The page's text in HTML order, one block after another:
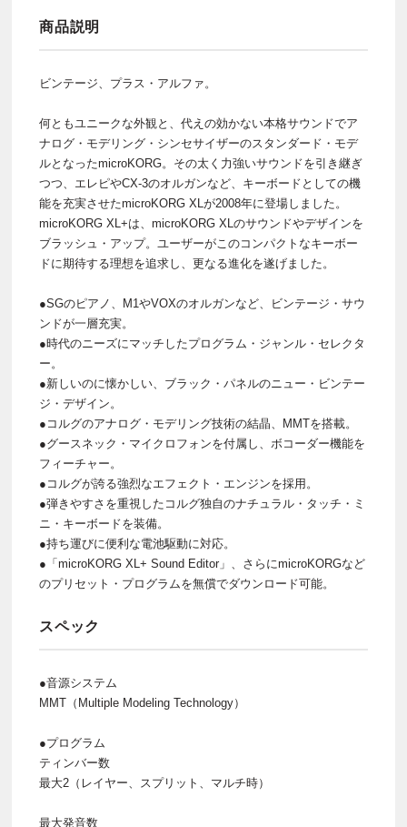
商品説明
ビンテージ、プラス・アルファ。
何ともユニークな外観と、代えの効かない本格サウンドでア
ナログ・モデリング・シンセサイザーのスタンダード・モデ
ルとなったmicroKORG。その太く力強いサウンドを引き継ぎ
つつ、エレピやCX-3のオルガンなど、キーボードとしての機
能を充実させたmicroKORG XLが2008年に登場しました。
microKORG XL+は、microKORG XLのサウンドやデザインを
ブラッシュ・アップ。ユーザーがこのコンパクトなキーボー
ドに期待する理想を追求し、更なる進化を遂げました。
●SGのピアノ、M1やVOXのオルガンなど、ビンテージ・サウ
ンドが一層充実。
●時代のニーズにマッチしたプログラム・ジャンル・セレクタ
ー。
●新しいのに懐かしい、ブラック・パネルのニュー・ビンテー
ジ・デザイン。
●コルグのアナログ・モデリング技術の結晶、MMTを搭載。
●グースネック・マイクロフォンを付属し、ボコーダー機能を
フィーチャー。
●コルグが誇る強烈なエフェクト・エンジンを採用。
●弾きやすさを重視したコルグ独自のナチュラル・タッチ・ミ
ニ・キーボードを装備。
●持ち運びに便利な電池駆動に対応。
●「microKORG XL+ Sound Editor」、さらにmicroKORGなど
のプリセット・プログラムを無償でダウンロード可能。
スペック
●音源システム
MMT（Multiple Modeling Technology）
●プログラム
ティンバー数
最大2（レイヤー、スプリット、マルチ時）
最大発音数